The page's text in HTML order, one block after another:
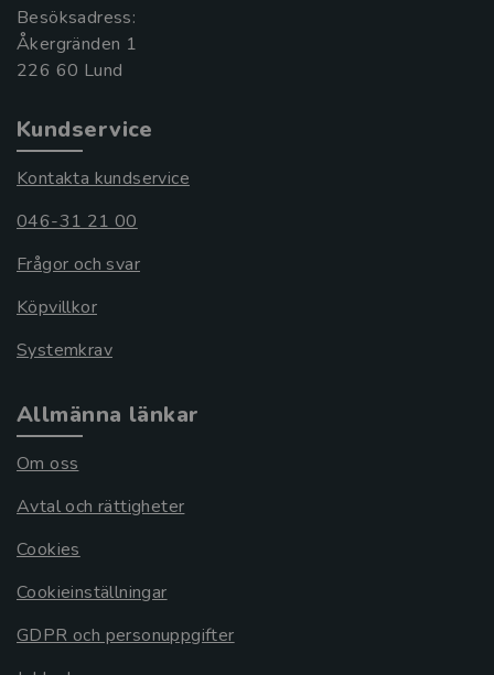
Besöksadress:
Åkergränden 1
Kundservice
Kontakta kundservice
046-31 21 00
Frågor och svar
Köpvillkor
Systemkrav
Allmänna länkar
Om oss
Avtal och rättigheter
Cookies
Cookieinställningar
GDPR och personuppgifter